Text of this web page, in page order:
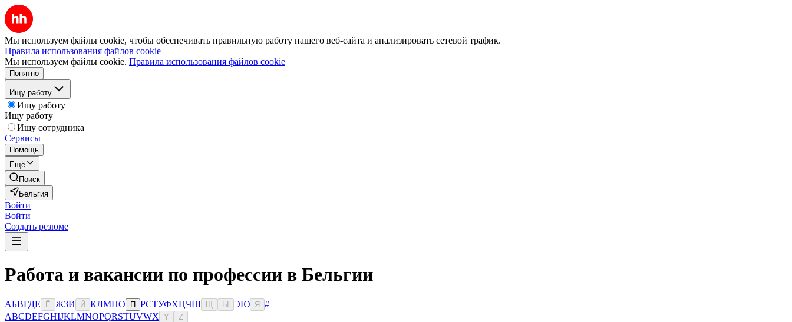
Мы используем файлы cookie, чтобы обеспечивать правильную работу нашего веб-сайта и анализировать сетевой трафик.
Правила использования файлов cookie
Мы используем файлы cookie. Правила использования файлов cookie
Понятно
Ищу работу
Ищу работу
Ищу работу
Ищу сотрудника
Сервисы
Помощь
Ещё
Поиск
Бельгия
Войти
Войти
Создать резюме
Работа и вакансии по профессии в Бельгии
АБВГДЕ Ё ЖЗИ Й КЛМНО П РСТУФХЦЧШ Ы ЭЮ Я
#
ABCDEFGHIJKLMNOPQRSTUVWX Y Z